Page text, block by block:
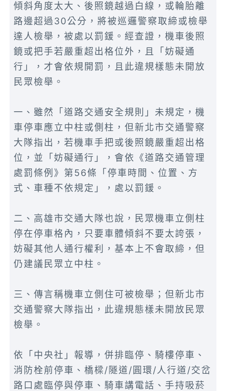
傾斜角度太大、後照鏡越過白線，或輪胎離
路邊超過30公分，將被巡邏警察取締或檢舉
達人檢舉，被處以罰鍰。經查證，機車後照
鏡或把手若嚴重超出格位外，且「妨礙通
行」，才會依規開罰，且此違規樣態未開放
民眾檢舉。
一、雖然「道路交通安全規則」未規定，機
車停車應立中柱或側柱，但新北市交通警察
大隊指出，若機車手把或後照鏡嚴重超出格
位，並「妨礙通行」，會依《道路交通管理
處罰條例》第56條「停車時間、位置、方
式、車種不依規定」，處以罰鍰。
二、高雄市交通大隊也說，民眾機車立側柱
停在停車格內，只要車體傾斜不要太誇張，
妨礙其他人通行權利，基本上不會取締，但
仍建議民眾立中柱。
三、傳言稱機車立側住可被檢舉；但新北市
交通警察大隊指出，此違規態樣未開放民眾
檢舉。
依「中央社」報導，併排臨停、騎樓停車、
消防栓前停車、橋樑/隧道/圓環/人行道/交岔
路口處臨停與停車、騎車講電話、手持吸菸